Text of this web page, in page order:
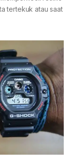
tertekuk atau saat